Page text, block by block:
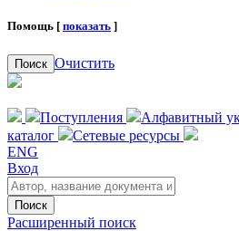
Помощь [ показать ]
Поиск Очистить
Поступления Алфавитный
каталог
Сетевые ресурсы
ENG
Вход
Поиск
Расширенный поиск